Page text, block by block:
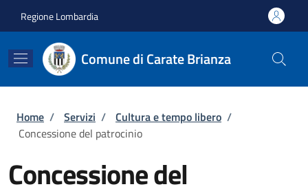
Regione Lombardia
Comune di Carate Brianza
Briciole di pane
Home / Servizi / Cultura e tempo libero /
Concessione del patrocinio
Concessione del